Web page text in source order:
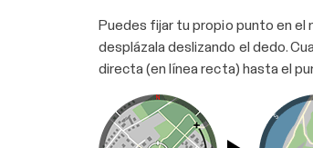
Puedes fijar tu propio punto en el
desplázala deslizando el dedo.
directa (en línea recta) hasta el